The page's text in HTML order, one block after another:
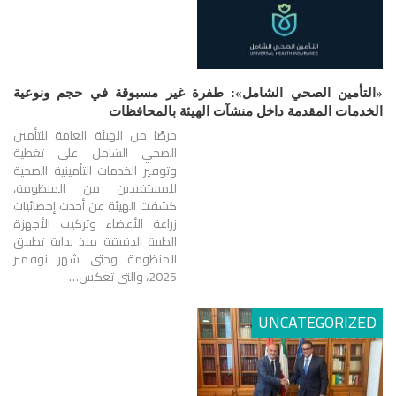
«التأمين الصحي الشامل»: طفرة غير مسبوقة في حجم ونوعية
الخدمات المقدمة داخل منشآت الهيئة بالمحافظات
حرصًا من الهيئة العامة للتأمين
الصحي الشامل على تغطية
وتوفير الخدمات التأمينية الصحية
للمستفيدين من المنظومة،
كشفت الهيئة عن أحدث إحصائيات
زراعة الأعضاء وتركيب الأجهزة
الطبية الدقيقة منذ بداية تطبيق
المنظومة وحتى شهر نوفمبر
2025، والتي تعكس…
UNCATEGORIZED